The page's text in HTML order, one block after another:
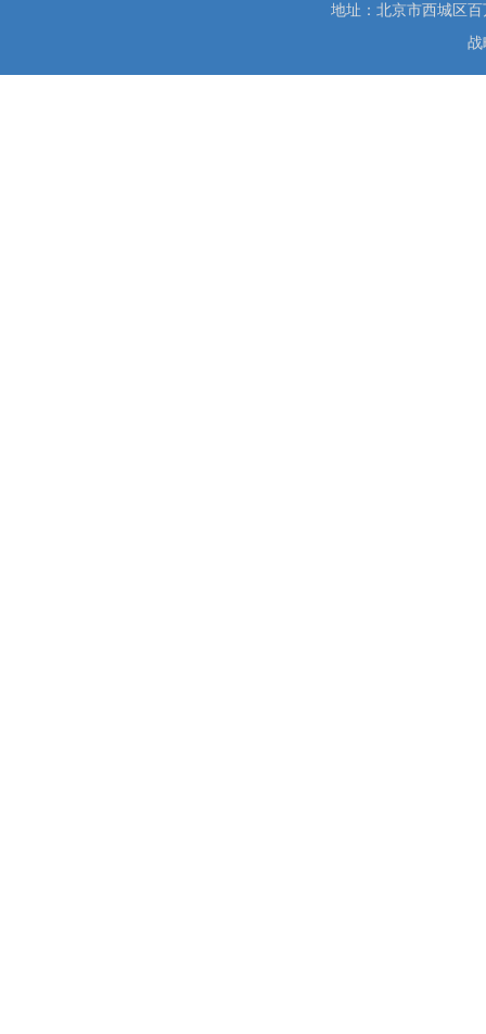
地址：北京市西城区
战